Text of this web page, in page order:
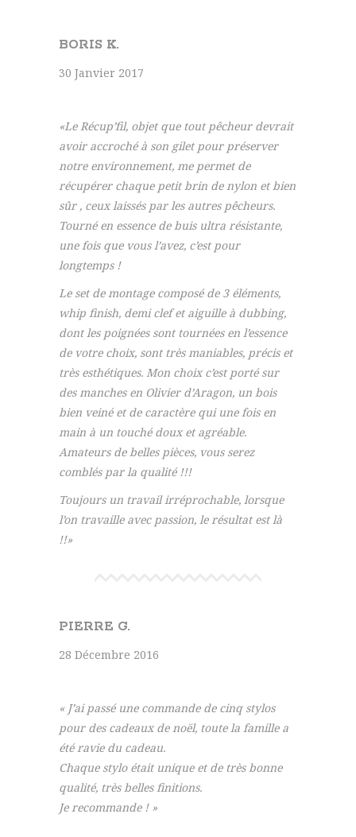
BORIS K.
30 Janvier 2017
«Le Récup’fil, objet que tout pêcheur devrait
avoir accroché à son gilet pour préserver
notre environnement, me permet de
récupérer chaque petit brin de nylon et bien
sûr , ceux laissés par les autres pêcheurs.
Tourné en essence de buis ultra résistante,
une fois que vous l’avez, c’est pour
longtemps !
Le set de montage composé de 3 éléments,
whip finish, demi clef et aiguille à dubbing,
dont les poignées sont tournées en l’essence
de votre choix, sont très maniables, précis et
très esthétiques. Mon choix c’est porté sur
des manches en Olivier d’Aragon, un bois
bien veiné et de caractère qui une fois en
main à un touché doux et agréable.
Amateurs de belles pièces, vous serez
comblés par la qualité !!!
Toujours un travail irréprochable, lorsque
l’on travaille avec passion, le résultat est là
!!»
PIERRE G.
28 Décembre 2016
« J’ai passé une commande de cinq stylos
pour des cadeaux de noël, toute la famille a
été ravie du cadeau.
Chaque stylo était unique et de très bonne
qualité, très belles finitions.
Je recommande ! »